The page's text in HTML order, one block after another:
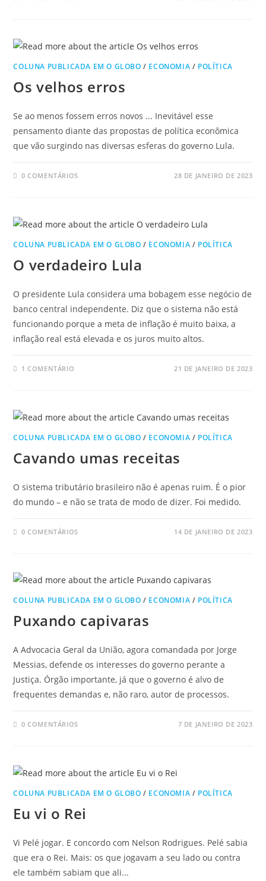
COLUNA PUBLICADA EM O GLOBO / ECONOMIA / POLÍTICA
Os velhos erros
Se ao menos fossem erros novos ... Inevitável esse
pensamento diante das propostas de política econômica
que vão surgindo nas diversas esferas do governo Lula.
0 COMENTÁRIOS 28 DE JANEIRO DE 2023
COLUNA PUBLICADA EM O GLOBO / ECONOMIA / POLÍTICA
O verdadeiro Lula
O presidente Lula considera uma bobagem esse negócio de
banco central independente. Diz que o sistema não está
funcionando porque a meta de inflação é muito baixa, a
inflação real está elevada e os juros muito altos.
1 COMENTÁRIO 21 DE JANEIRO DE 2023
COLUNA PUBLICADA EM O GLOBO / ECONOMIA / POLÍTICA
Cavando umas receitas
O sistema tributário brasileiro não é apenas ruim. É o pior
do mundo – e não se trata de modo de dizer. Foi medido.
0 COMENTÁRIOS 14 DE JANEIRO DE 2023
COLUNA PUBLICADA EM O GLOBO / ECONOMIA / POLÍTICA
Puxando capivaras
A Advocacia Geral da União, agora comandada por Jorge
Messias, defende os interesses do governo perante a
Justiça. Órgão importante, já que o governo é alvo de
frequentes demandas e, não raro, autor de processos.
0 COMENTÁRIOS 7 DE JANEIRO DE 2023
COLUNA PUBLICADA EM O GLOBO / ECONOMIA / POLÍTICA
Eu vi o Rei
Vi Pelé jogar. E concordo com Nelson Rodrigues. Pelé sabia
que era o Rei. Mais: os que jogavam a seu lado ou contra
ele também sabiam que ali...